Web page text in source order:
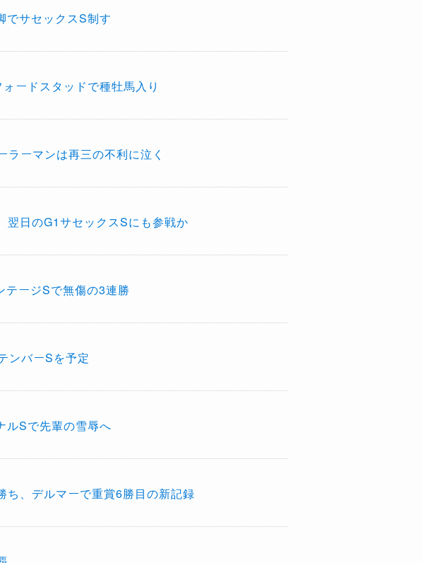
でサセックスS制す
ードスタッドで種牡馬入り
ーマンは再三の不利に泣く
翌日のG1サセックスSにも参戦か
テージSで無傷の3連勝
ンバーSを予定
ルSで先輩の雪辱へ
ち、デルマーで重賞6勝目の新記録